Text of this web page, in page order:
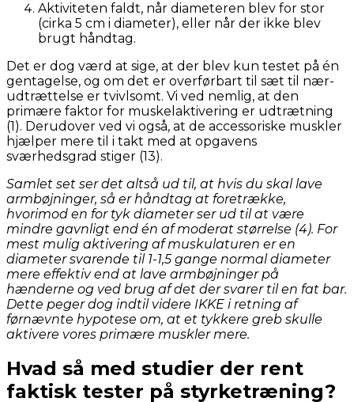
Aktiviteten faldt, når diameteren blev for stor
(cirka 5 cm i diameter), eller når der ikke blev
brugt håndtag.
Det er dog værd at sige, at der blev kun testet på én
gentagelse, og om det er overførbart til sæt til nær-
udtrættelse er tvivlsomt. Vi ved nemlig, at den
primære faktor for muskelaktivering er udtrætning
(1). Derudover ved vi også, at de accessoriske muskler
hjælper mere til i takt med at opgavens
sværhedsgrad stiger (13).
Samlet set ser det altså ud til, at hvis du skal lave
armbøjninger, så er håndtag at foretrække,
hvorimod en for tyk diameter ser ud til at være
mindre gavnligt end én af moderat størrelse (4). For
mest mulig aktivering af muskulaturen er en
diameter svarende til 1-1,5 gange normal diameter
mere effektiv end at lave armbøjninger på
hænderne og ved brug af det der svarer til en fat bar.
Dette peger dog indtil videre IKKE i retning af
førnævnte hypotese om, at et tykkere greb skulle
aktivere vores primære muskler mere.
Hvad så med studier der rent
faktisk tester på styrketræning?